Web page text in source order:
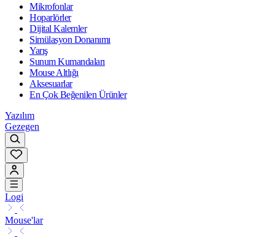
Mikrofonlar
Hoparlörler
Dijital Kalemler
Simülasyon Donanımı
Yarış
Sunum Kumandaları
Mouse Altlığı
Aksesuarlar
En Çok Beğenilen Ürünler
Yazılım
Gezegen
Logi
Mouse'lar